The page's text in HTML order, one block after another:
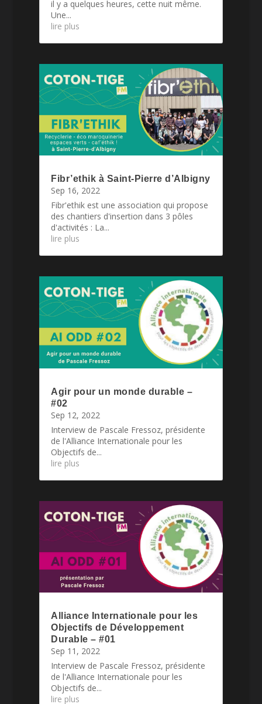
il y a quelques heures, cette nuit même.
Une...
lire plus
Fibr’ethik à Saint-Pierre d’Albigny
Sep 16, 2022
Fibr'ethik est une association qui propose
des chantiers d'insertion dans 3 pôles
d'activités : La...
lire plus
Agir pour un monde durable –
#02
Sep 12, 2022
Interview de Pascale Fressoz, présidente
de l'Alliance Internationale pour les
Objectifs de...
lire plus
Alliance Internationale pour les
Objectifs de Développement
Durable – #01
Sep 11, 2022
Interview de Pascale Fressoz, présidente
de l'Alliance Internationale pour les
Objectifs de...
lire plus